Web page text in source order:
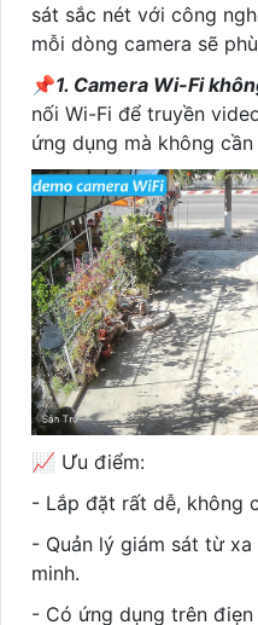
sát sắc nét với công
mỗi dòng camera sẽ
📌1. Camera Wi-Fi
nối Wi-Fi để truyền
ứng dụng mà không
📈 Ưu điểm:
- Lắp đặt rất dễ, không
- Quản lý giám sát từ
minh.
- Có ứng dụng trên